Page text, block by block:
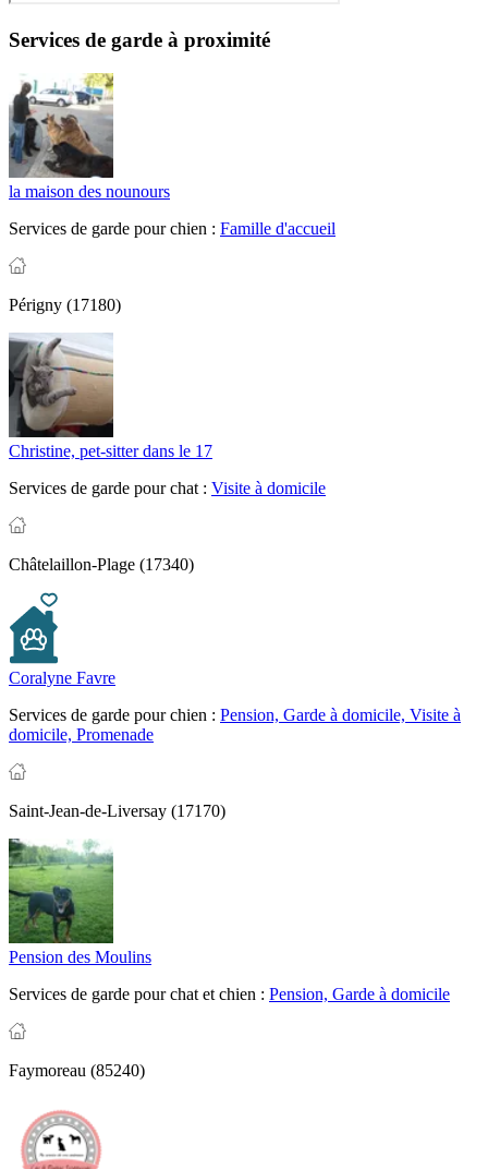
Services de garde à proximité
la maison des nounours
Services de garde pour chien : Famille d'accueil
Périgny (17180)
Christine, pet-sitter dans le 17
Services de garde pour chat : Visite à domicile
Châtelaillon-Plage (17340)
Coralyne Favre
Services de garde pour chien : Pension, Garde à domicile, Visite à
domicile, Promenade
Saint-Jean-de-Liversay (17170)
Pension des Moulins
Services de garde pour chat et chien : Pension, Garde à domicile
Faymoreau (85240)